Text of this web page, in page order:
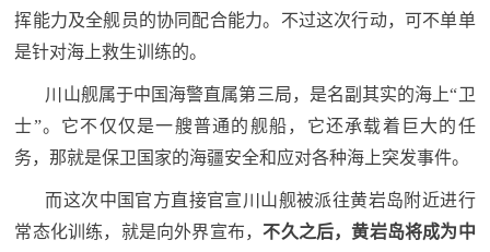
识
知
全
国
防
挥能力及全舰员的协同配合能力。不过这次行动，可不单单
是针对海上救生训练的。
川山舰属于中国海警直属第三局，是名副其实的海上“卫
士”。它不仅仅是一艘普通的舰船，它还承载着巨大的任
务，那就是保卫国家的海疆安全和应对各种海上突发事件。
而这次中国官方直接官宣川山舰被派往黄岩岛附近进行
常态化训练，就是向外界宣布，不久之后，黄岩岛将成为中